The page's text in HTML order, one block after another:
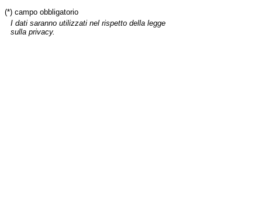
(*) campo obbligatorio
I dati saranno utilizzati nel rispetto della legge
sulla privacy.